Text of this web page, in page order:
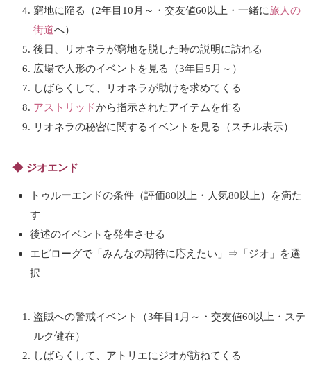
窮地に陥る（2年目10月～・交友値60以上・一緒に旅人の
街道へ）
後日、リオネラが窮地を脱した時の説明に訪れる
広場で人形のイベントを見る（3年目5月～）
しばらくして、リオネラが助けを求めてくる
アストリッドから指示されたアイテムを作る
リオネラの秘密に関するイベントを見る（スチル表示）
ジオエンド
トゥルーエンドの条件（評価80以上・人気80以上）を満た
す
後述のイベントを発生させる
エピローグで「みんなの期待に応えたい」⇒「ジオ」を選
択
盗賊への警戒イベント（3年目1月～・交友値60以上・ステ
ルク健在）
しばらくして、アトリエにジオが訪ねてくる